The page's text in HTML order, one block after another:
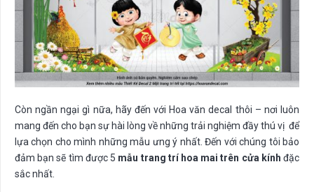
Còn ngần ngại gì nữa, hãy đến với Hoa văn decal thôi – nơi luôn
mang đến cho bạn sự hài lòng về những trải nghiệm đầy thú vị để
lựa chọn cho mình những mẫu ưng ý nhất. Đến với chúng tôi bảo
đảm bạn sẽ tìm được 5 mẫu trang trí hoa mai trên cửa kínhđặc
sắc nhất.